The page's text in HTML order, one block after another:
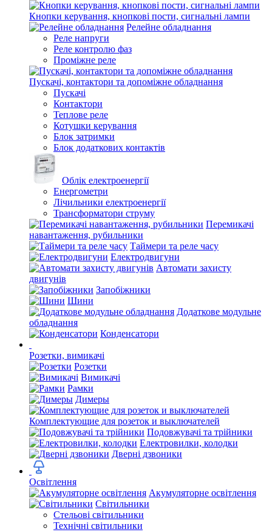
Кнопки керування, кнопкові пости, сигнальні лампи
Релейне обладнання
Реле напруги
Реле контролю фаз
Проміжне реле
Пускачі, контактори та допоміжне обладнання
Пускачі
Контактори
Теплове реле
Котушки керування
Блок затримки
Блок додаткових контактів
Облік електроенергії
Енергометри
Лічильники електроенергії
Трансформатори струму
Перемикачі
навантаження, рубильники
Таймери та реле часу
Електродвигуни
Автомати захисту
двигунів
Запобіжники
Шини
Додаткове модульне
обладнання
Конденсатори
Розетки, вимикачі
Розетки
Вимикачі
Рамки
Димеры
Комплектующие для розеток и выключателей
Подовжувачі та трійники
Електровилки, колодки
Дверні дзвоники
Освітлення
Акумуляторне освітлення
Світильники
Стельові світильники
Технічні світильники